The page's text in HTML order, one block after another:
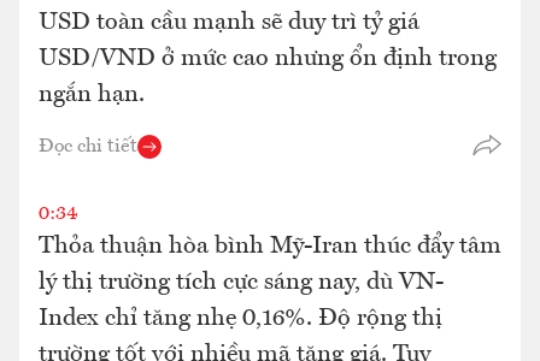
USD toàn cầu mạnh sẽ duy trì tỷ giá
USD/VND ở mức cao nhưng ổn định trong
ngắn hạn.
Đọc chi tiết
0:34
Thỏa thuận hòa bình Mỹ-Iran thúc đẩy tâm
lý thị trường tích cực sáng nay, dù VN-
Index chỉ tăng nhẹ 0,16%. Độ rộng thị
trường tốt với nhiều mã tăng giá. Tuy